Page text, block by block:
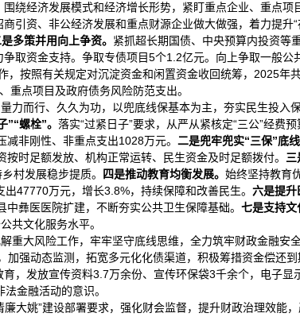
围绕经济发展模式和经济增长形势，紧盯重点企业、重点项
资、非公经济发展和重点财源企业做大做强，着力提升“
多策并用向上争资。 紧抓超长期国债、中央预算内投资等
取资金支持。争取专债项目5个1.2亿元。向上争取一般
，按照有关规定对沉淀资金和闲置资金收回统筹，2025年
重点项目及政府债务风险防范支出。
力而行、久久为功，以兜底线保基本为主，夯实民生投
”“螺栓”。 落实“过紧日子”要求，从严从紧核定“三公”经费
非刚性、非重点支出1028万元。 二是兜牢兜实“三保”底线
时足额发放、机构正常运转、民生资金及时足额拨付。 三
村发展稳步提质。
四是推动教育均衡发展。 始终坚持教育
出47770万元，增长3.8%，持续保障和改善民生。 六是提升
彝医医院扩建，不断夯实公共卫生保障基础。 七是支持文
共文化服务水平。
重大风险工作，牢牢坚守底线思维，全力筑牢财政金融安全
强动态监测，拓宽多元化化债渠道，积极筹措资金偿还
，发放宣传资料3.7万余份、宣传环保袋3千余个，电子显
金融活动的意识。
大姚”建设部署要求，强化财会监督，提升财政治理效能，